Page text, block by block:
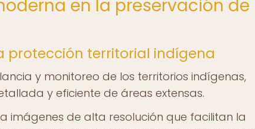
en la preservación de
protección territorial indígena
y monitoreo de los territorios indígenas,
y eficiente de áreas extensas.
imágenes de alta resolución que facilitan la